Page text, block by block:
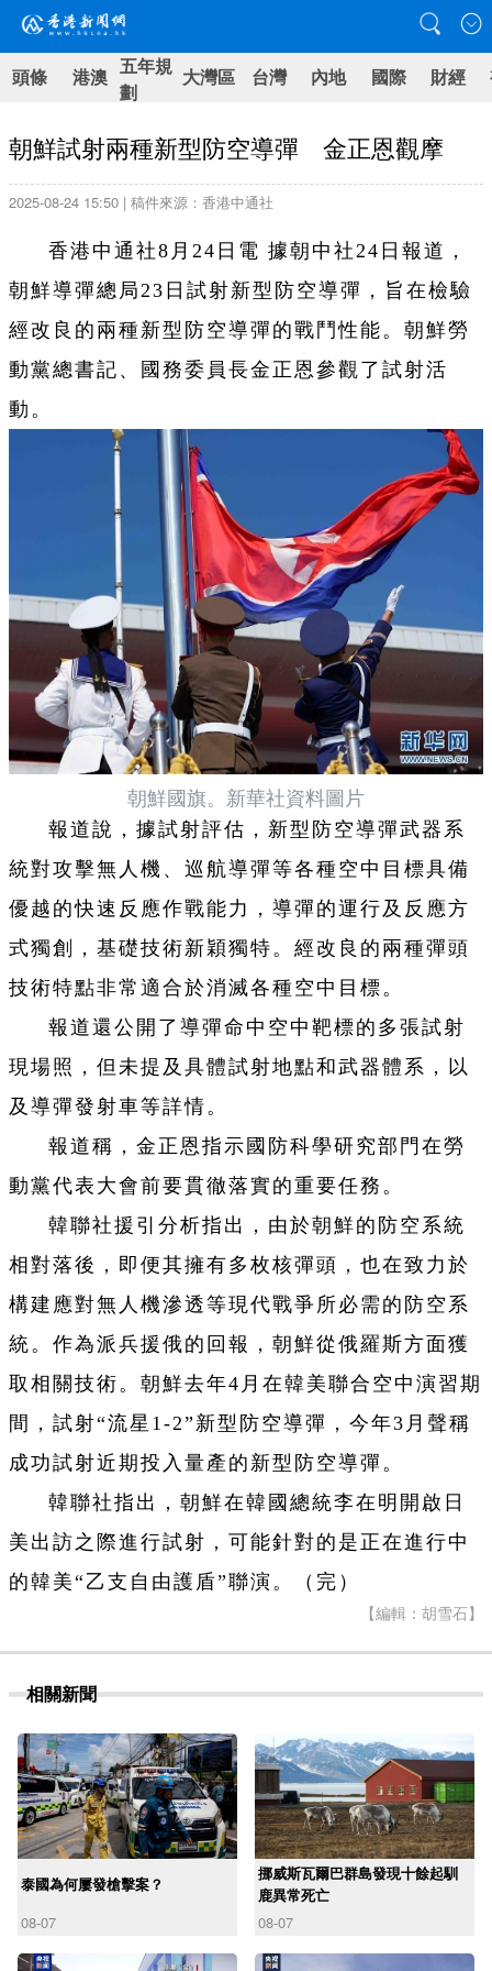
頭條 港澳 五年規
劃
大灣區 台灣 內地 國際 財經
朝鮮試射兩種新型防空導彈 金正恩觀摩
2025-08-24 15:50 | 稿件來源：香港中通社
香港中通社8月24日電 據朝中社24日報道，
朝鮮導彈總局23日試射新型防空導彈，旨在檢驗
經改良的兩種新型防空導彈的戰鬥性能。朝鮮勞
動黨總書記、國務委員長金正恩參觀了試射活
動。
朝鮮國旗。新華社資料圖片
報道說，據試射評估，新型防空導彈武器系
統對攻擊無人機、巡航導彈等各種空中目標具備
優越的快速反應作戰能力，導彈的運行及反應方
式獨創，基礎技術新穎獨特。經改良的兩種彈頭
技術特點非常適合於消滅各種空中目標。
報道還公開了導彈命中空中靶標的多張試射
現場照，但未提及具體試射地點和武器體系，以
及導彈發射車等詳情。
報道稱，金正恩指示國防科學研究部門在勞
動黨代表大會前要貫徹落實的重要任務。
韓聯社援引分析指出，由於朝鮮的防空系統
相對落後，即便其擁有多枚核彈頭，也在致力於
構建應對無人機滲透等現代戰爭所必需的防空系
統。作為派兵援俄的回報，朝鮮從俄羅斯方面獲
取相關技術。朝鮮去年4月在韓美聯合空中演習期
間，試射“流星1-2”新型防空導彈，今年3月聲稱
成功試射近期投入量產的新型防空導彈。
韓聯社指出，朝鮮在韓國總統李在明開啟日
美出訪之際進行試射，可能針對的是正在進行中
的韓美“乙支自由護盾”聯演。（完）
【編輯：胡雪石】
相關新聞
泰國為何屢發槍擊案？
08-07
挪威斯瓦爾巴群島發現十餘起馴
鹿異常死亡
08-07